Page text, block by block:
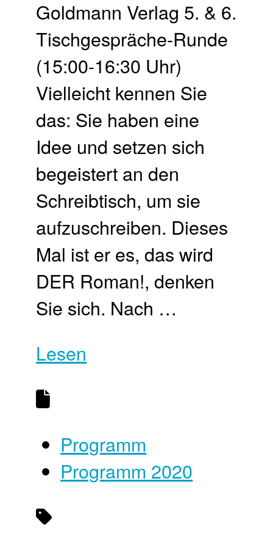
Goldmann Verlag 5. & 6.
Tischgespräche-Runde
(15:00-16:30 Uhr)
Vielleicht kennen Sie
das: Sie haben eine
Idee und setzen sich
begeistert an den
Schreibtisch, um sie
aufzuschreiben. Dieses
Mal ist er es, das wird
DER Roman!, denken
Sie sich. Nach …
Lesen
Programm
Programm 2020